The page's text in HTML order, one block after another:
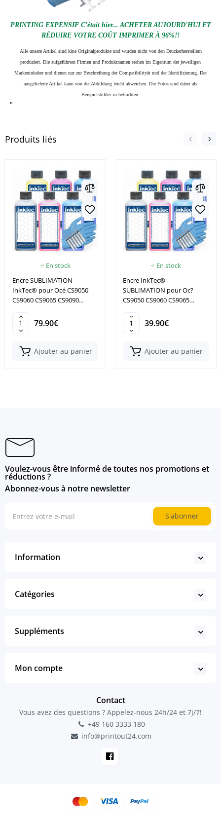
PRINTING EXPENSIF C'était hier... ACHETER AUJOURD'HUI ET
RÉDUIRE VOTRE COÛT IMPRIMER À 96%!!
Alle unsere Artikel sind kine Originalprodukte und wurden nicht von den Druckerherstellern
produziert. Die aufgeführten Firmen und Produktnamen stehen im Eigentum der jeweiligen
Markeninhaber und dienen nur zur Beschreibung der Compatibilityät und der Identifizierung. Der
ausgelieferte Artikel kann von der Abbildung leicht abweichen. Die Fotos sind daher als
Beispielsbilder zu betrachten.
"
Produits liés
En stock
Encre SUBLIMATION
InkTec® pour Océ CS9050
CS9060 CS9065 CS9090
79.90€
Ajouter au panier
En stock
Encre InkTec®
SUBLIMATION pour Oc?
CS9050 CS9060 CS9065
39.90€
Ajouter au panier
Voulez-vous être informé de toutes nos promotions et
réductions ?
Abonnez-vous à notre newsletter
S'abonner
Information
Catégories
Suppléments
Mon compte
Contact
Vous avez des questions ? Appelez-nous 24h/24 et 7j/7!
+49 160 3333 180
info@printout24.com